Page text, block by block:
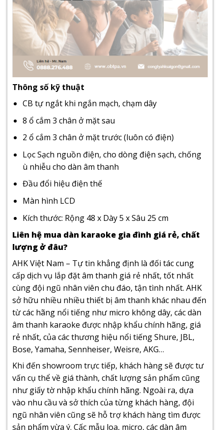
Thông số kỹ thuật
CB tự ngắt khi ngắn mạch, chạm dây
8 ổ cắm 3 chân ở mặt sau
2 ổ cắm 3 chân ở mặt trước (luôn có điện)
Lọc Sạch nguồn điện, cho dòng điện sạch, chống
ù nhiễu cho dàn âm thanh
Đầu đổi hiệu điện thế
Màn hình LCD
Kích thước: Rộng 48 x Dày 5 x Sâu 25 cm
Liên hệ mua dàn karaoke gia đình giá rẻ, chất
lượng ở đâu?
AHK Việt Nam – Tự tin khẳng định là đối tác cung
cấp dịch vụ lắp đặt âm thanh giá rẻ nhất, tốt nhất
cùng đội ngũ nhân viên chu đáo, tận tình nhất. AHK
sở hữu nhiều nhiều thiết bị âm thanh khác nhau đến
từ các hãng nổi tiếng như micro không dây, các dàn
âm thanh karaoke được nhập khẩu chính hãng, giá
rẻ nhất, của các thương hiệu nổi tiếng Shure, JBL,
Bose, Yamaha, Sennheiser, Weisre, AKG…
Khi đến showroom trực tiếp, khách hàng sẽ được tư
vấn cụ thể về giá thành, chất lượng sản phẩm cũng
như giấy tờ nhập khẩu chính hãng. Ngoài ra, dựa
vào nhu cầu và sở thích của từng khách hàng, đội
ngũ nhân viên cũng sẽ hỗ trợ khách hàng tìm được
sản phẩm vừa ý. Cấc mẫu loa, micro, các dàn âm